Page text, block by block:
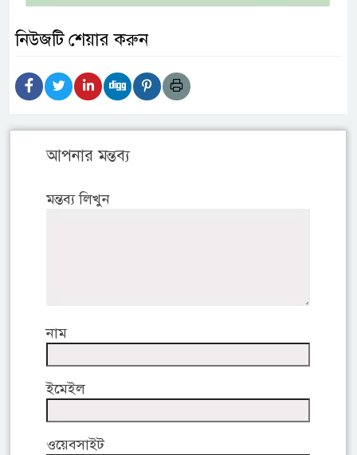
নিউজটি শেয়ার করুন
আপনার মন্তব্য
মন্তব্য লিখুন
নাম
ইমেইল
ওয়েবসাইট